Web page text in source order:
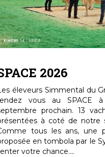
2026
éleveurs Simmental du
vous au SPACE
prochain. 13
à coté de notre
tous les ans, une
en tombola par le
votre chance....